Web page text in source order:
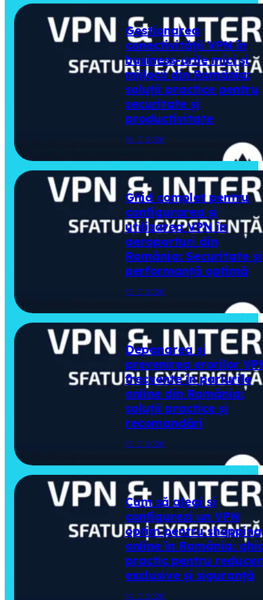
Gestionarea
conectivității VPN în
business-urile mici și
mijlocii din România:
soluții practice pentru
securitate și
productivitate
16. 7. 2026
Ghid complet pentru
configurarea și
utilizarea VPN în
aeroporturi din
România: Securitate și
performanță optimă
15. 7. 2026
Depanarea și
prevenirea erorilor
frecvente în pariurile
online din România:
soluții practice și
recomandări
15. 7. 2026
Cum să alegi și
configurezi un VPN
optim pentru shopping
online în România:
practic pentru
exclusive și siguranță
14. 7. 2026